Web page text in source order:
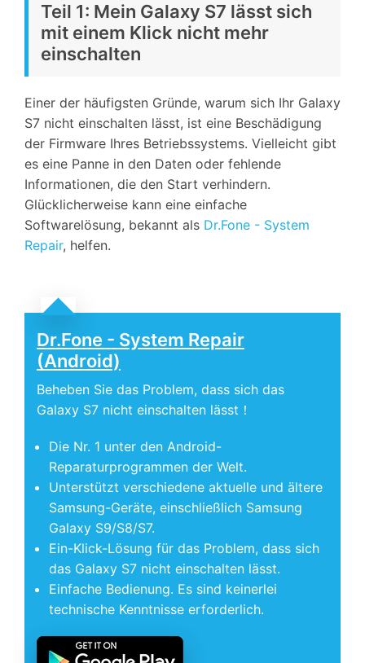
Teil 1: Mein Galaxy S7 lässt sich
mit einem Klick nicht mehr
einschalten
Einer der häufigsten Gründe, warum sich Ihr Galaxy
S7 nicht einschalten lässt, ist eine Beschädigung
der Firmware Ihres Betriebssystems. Vielleicht gibt
es eine Panne in den Daten oder fehlende
Informationen, die den Start verhindern.
Glücklicherweise kann eine einfache
Softwarelösung, bekannt als Dr.Fone - System
Repair, helfen.
Dr.Fone - System Repair
(Android)
Beheben Sie das Problem, dass sich das
Galaxy S7 nicht einschalten lässt！
Die Nr. 1 unter den Android-
Reparaturprogrammen der Welt.
Unterstützt verschiedene aktuelle und ältere
Samsung-Geräte, einschließlich Samsung
Galaxy S9/S8/S7.
Ein-Klick-Lösung für das Problem, dass sich
das Galaxy S7 nicht einschalten lässt.
Einfache Bedienung. Es sind keinerlei
technische Kenntnisse erforderlich.